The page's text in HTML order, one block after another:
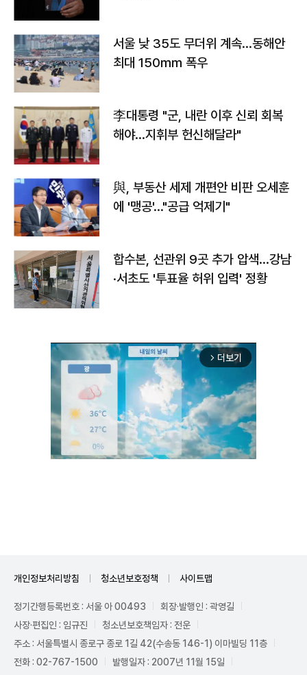
서울 낮 35도 무더위 계속…동해안
최대 150㎜ 폭우
李대통령 "군, 내란 이후 신뢰 회복
해야…지휘부 헌신해달라"
與, 부동산 세제 개편안 비판 오세훈
에 '맹공'…"공급 억제기"
합수본, 선관위 9곳 추가 압색…강남
·서초도 '투표율 허위 입력' 정황
arrow_forward_ios 더보기
개인정보처리방침 청소년보호정책 사이트맵
정기간행등록번호 : 서울 아 00493
회장·발행인 : 곽영길
사장·편집인 : 임규진
청소년보호책임자 : 전운
주소 : 서울특별시 종로구 종로 1길 42(수송동 146-1) 이마빌딩 11층
전화 : 02-767-1500
발행일자 : 2007년 11월 15일